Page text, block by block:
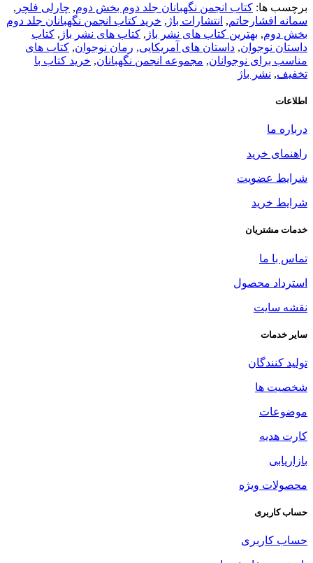
برچسب ها: کتاب انجمن نگهبانان جلد دوم بخش دوم, چارلی فلچر ,
سمانه افشارحاتم, انتشارات باژ , خرید کتاب انجمن نگهبانان جلد دوم
بخش دوم, بهترین کتاب های نشر باژ , کتاب های نشر باژ , کتاب
داستان نوجوان, داستان های آمریکایی, رمان نوجوان, کتاب های
مناسب برای نوجوانان, مجموعه انجمن نگهبانان, خرید کتاب با
تخفیف, نشر باژ
اطلاعات
درباره ما
راهنمای خرید
شرایط عضویت
شرایط خرید
خدمات مشتریان
تماس با ما
استرداد محصول
نقشه سایت
سایر خدمات
تولید کنندگان
شخصیت ها
موضوعات
کارت هدیه
بازاریابی
محصولات ویژه
حساب کاربری
حساب کاربری